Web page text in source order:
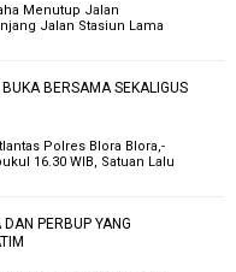
Menutup Jalan
Jalan Stasiun Lama
BERSAMA SEKALIGUS
Polres Blora Blora,-
16.30 WIB, Satuan Lalu
PERBUP YANG